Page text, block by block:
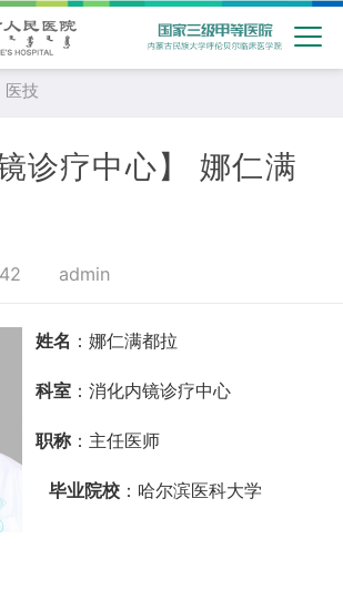
医技
诊疗中心】 娜仁满
admin
姓名 ： 娜仁满都拉
科室：消化内镜诊疗中心
职称：主任医师
毕业院校： 哈尔滨医科大学